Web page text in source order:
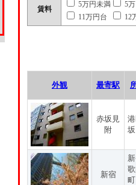
賃料
5万円未満
5
11万円台
12
外観 最寄駅
赤坂見
附
新宿